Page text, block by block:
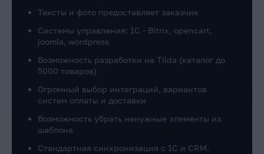
Тексты и фото предоставляет заказчик
Системы управления: 1C - Bitrix, opencart,
joomla, wordpress
Возможность разработки на Tilda (каталог до
5000 товаров)
Огромный выбор интеграций, вариантов
систем оплаты и доставки
Возможность убрать ненужные элементы из
шаблона
Стандартная синхронизация с 1С и CRM.